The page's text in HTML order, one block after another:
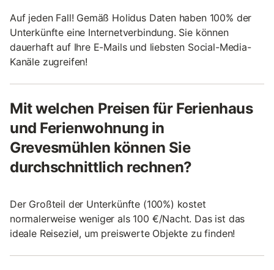
Auf jeden Fall! Gemäß Holidus Daten haben 100% der
Unterkünfte eine Internetverbindung. Sie können
dauerhaft auf Ihre E-Mails und liebsten Social-Media-
Kanäle zugreifen!
Mit welchen Preisen für Ferienhaus
und Ferienwohnung in
Grevesmühlen können Sie
durchschnittlich rechnen?
Der Großteil der Unterkünfte (100%) kostet
normalerweise weniger als 100 €/Nacht. Das ist das
ideale Reiseziel, um preiswerte Objekte zu finden!